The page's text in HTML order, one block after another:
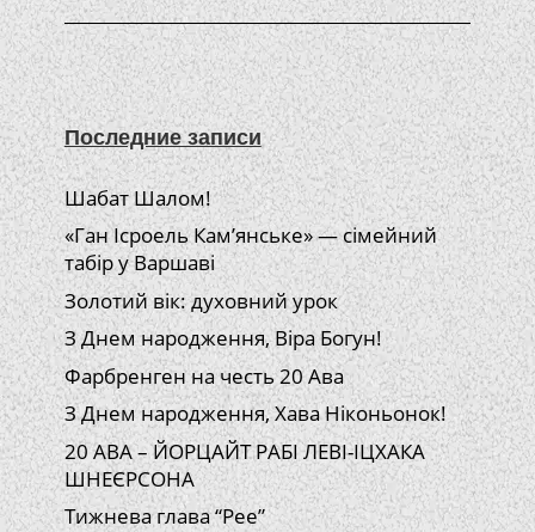
Последние записи
Шабат Шалом!
«Ган Ісроель Кам’янське» — сімейний
табір у Варшаві
Золотий вік: духовний урок
З Днем народження, Віра Богун!
Фарбренген на честь 20 Ава
З Днем народження, Хава Ніконьонок!
20 АВА – ЙОРЦАЙТ РАБІ ЛЕВІ-ІЦХАКА
ШНЕЄРСОНА
Тижнева глава “Рее”